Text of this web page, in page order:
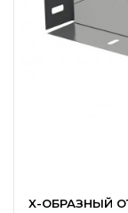
X-ОБРАЗНЫЙ